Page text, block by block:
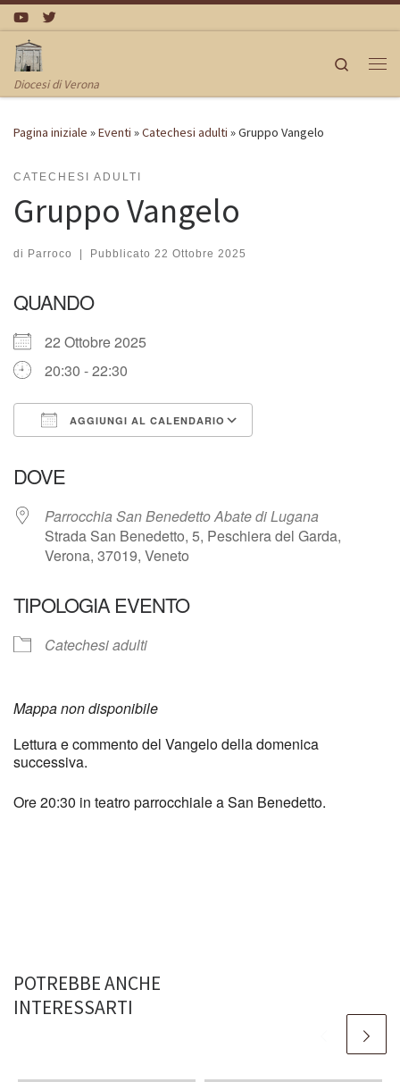
Passa al contenuto
Diocesi di Verona
Search
Pagina iniziale »Eventi »Catechesi adulti »Gruppo Vangelo
CATECHESI ADULTI
Gruppo Vangelo
di Parroco | Pubblicato 22 Ottobre 2025
QUANDO
22 Ottobre 2025
20:30 - 22:30
AGGIUNGI AL CALENDARIO
DOVE
Parrocchia San Benedetto Abate di Lugana
Strada San Benedetto, 5, Peschiera del Garda,
Verona, 37019, Veneto
TIPOLOGIA EVENTO
Catechesi adulti
Mappa non disponibile
Lettura e commento del Vangelo della domenica
successiva.
Ore 20:30 in teatro parrocchiale a San Benedetto.
POTREBBE ANCHE
INTERESSARTI